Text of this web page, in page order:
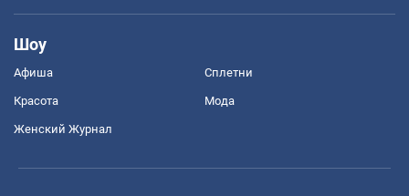
Шоу
Афиша Сплетни
Красота Мода
Женский Журнал